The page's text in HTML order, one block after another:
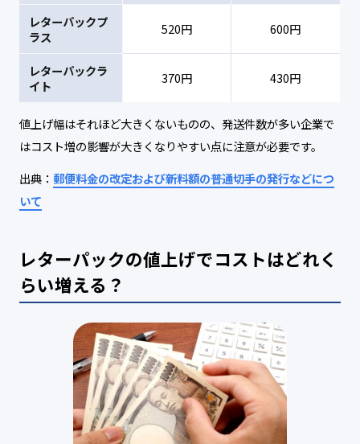
レターパックプ
ラス
520円 600円
レターパックラ
イト
370円 430円
値上げ幅はそれほど大きくないものの、発送件数が多い企業で
はコスト増の影響が大きくなりやすい点に注意が必要です。
出典： 郵便料金の改定および新料額の普通切手の発行などにつ
いて
レターパックの値上げでコストはどれく
らい増える？